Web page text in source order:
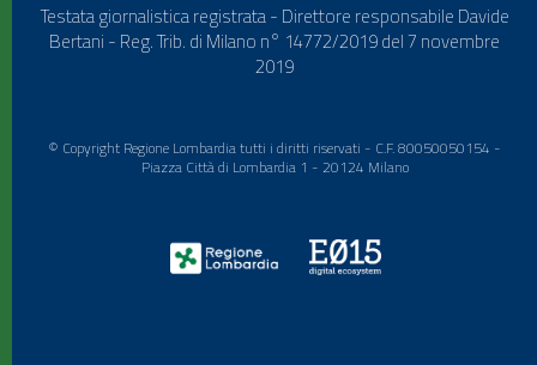
Testata giornalistica registrata - Direttore responsabile Davide
Bertani - Reg. Trib. di Milano n° 14772/2019 del 7 novembre
2019
© Copyright Regione Lombardia tutti i diritti riservati - C.F. 80050050154 -
Piazza Città di Lombardia 1 - 20124 Milano